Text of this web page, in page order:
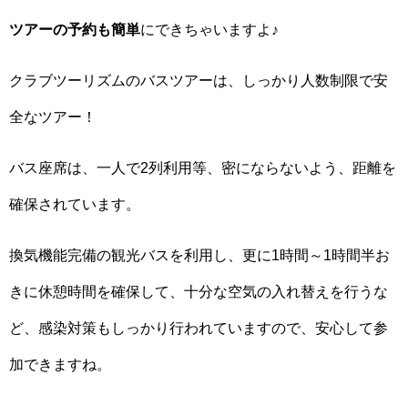
ツアーの予約も簡単にできちゃいますよ♪
クラブツーリズムのバスツアーは、しっかり人数制限で安
全なツアー！
バス座席は、一人で2列利用等、密にならないよう、距離を
確保されています。
換気機能完備の観光バスを利用し、更に1時間～1時間半お
きに休憩時間を確保して、十分な空気の入れ替えを行うな
ど、感染対策もしっかり行われていますので、安心して参
加できますね。